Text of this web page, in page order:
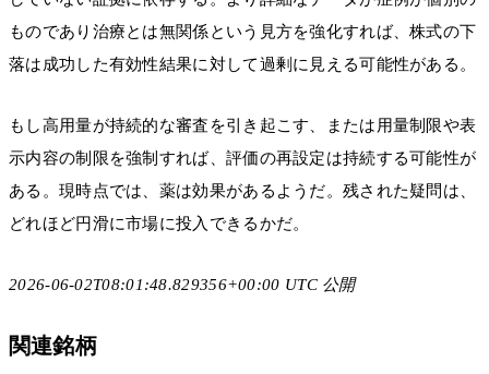
ものであり治療とは無関係という見方を強化すれば、株式の下
落は成功した有効性結果に対して過剰に見える可能性がある。
もし高用量が持続的な審査を引き起こす、または用量制限や表
示内容の制限を強制すれば、評価の再設定は持続する可能性が
ある。現時点では、薬は効果があるようだ。残された疑問は、
どれほど円滑に市場に投入できるかだ。
2026-06-02T08:01:48.829356+00:00 UTC 公開
関連銘柄